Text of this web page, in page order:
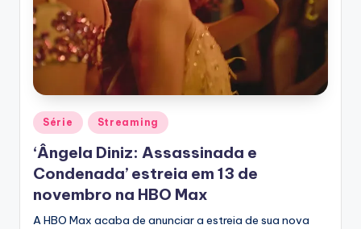
Posted
in
Série Streaming
‘Ângela Diniz: Assassinada e
Condenada’ estreia em 13 de
novembro na HBO Max
A HBO Max acaba de anunciar a estreia de sua nova